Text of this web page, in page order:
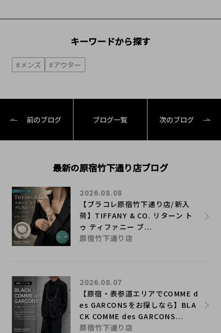
キーワードから探す
#メンズ #アウター
前のブログ ブログ一覧 次のブログ
最新の原宿竹下通り店ブログ
【ブラコレ原宿竹下通り店/新入
荷】TIFFANY & CO. リターン ト
ゥ ティファニー ブ...
2026.08.08
原宿竹下通り店
【原宿・表参道エリアでCOMME d
es GARCONSをお探しなら】BLA
CK COMME des GARCONS...
2026.08.07
原宿竹下通り店